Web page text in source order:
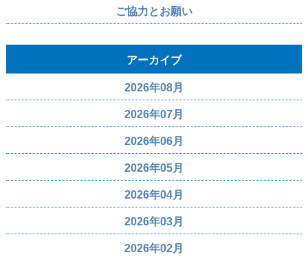
ご協力とお願い
アーカイブ
2026年08月
2026年07月
2026年06月
2026年05月
2026年04月
2026年03月
2026年02月